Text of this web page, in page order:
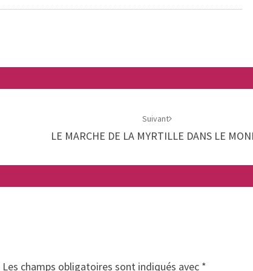
Suivant
LE MARCHE DE LA MYRTILLE DANS LE
Les champs obligatoires sont indiqués avec *